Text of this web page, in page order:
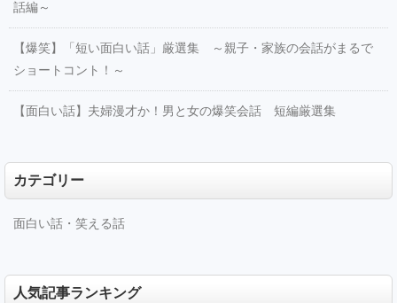
話編～
【爆笑】「短い面白い話」厳選集 ～親子・家族の会話がまるで
ショートコント！～
【面白い話】夫婦漫才か！男と女の爆笑会話 短編厳選集
カテゴリー
面白い話・笑える話
人気記事ランキング